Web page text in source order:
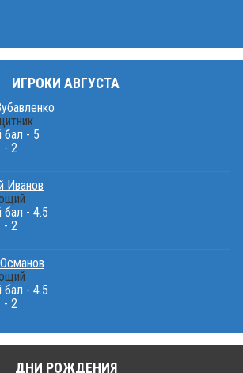
ИГРОКИ АВГУСТА
бал - 5
- 2
Иванов
бал - 4.5
- 2
бал - 4.5
- 2
ДНИ РОЖДЕНИЯ